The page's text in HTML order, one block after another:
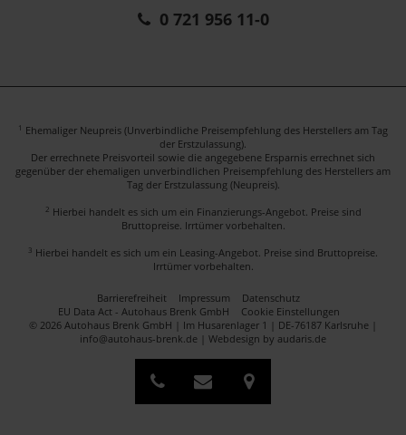
0 721 956 11-0
1 Ehemaliger Neupreis (Unverbindliche Preisempfehlung des Herstellers am Tag
der Erstzulassung).
Der errechnete Preisvorteil sowie die angegebene Ersparnis errechnet sich
gegenüber der ehemaligen unverbindlichen Preisempfehlung des Herstellers am
Tag der Erstzulassung (Neupreis).
2 Hierbei handelt es sich um ein Finanzierungs-Angebot. Preise sind
Bruttopreise. Irrtümer vorbehalten.
3 Hierbei handelt es sich um ein Leasing-Angebot. Preise sind Bruttopreise.
Irrtümer vorbehalten.
Barrierefreiheit Impressum
Datenschutz
EU Data Act - Autohaus Brenk GmbH
Cookie Einstellungen
© 2026 Autohaus Brenk GmbH | Im Husarenlager 1 | DE-76187 Karlsruhe |
info@autohaus-brenk.de | Webdesign by audaris.de